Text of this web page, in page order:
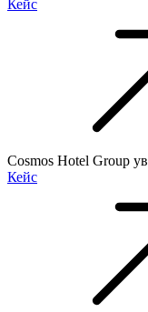
Кейс
Cosmos Hotel Group
Кейс